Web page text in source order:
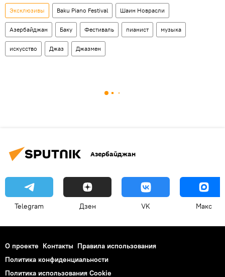
Эксклюзивы Baku Piano Festival Шаин Новрасли
Азербайджан Баку Фестиваль пианист музыка
искусство Джаз Джазмен
Азербайджан
Telegram Дзен VK Макс
О проекте Контакты Правила использования
Политика конфиденциальности
Политика использования Cookie